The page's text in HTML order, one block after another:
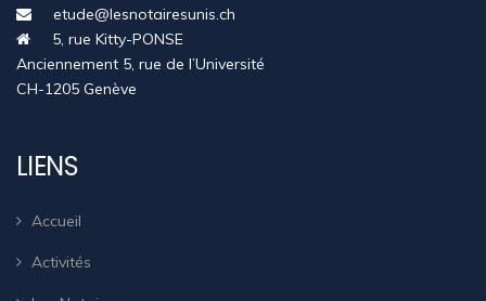
etude@lesnotairesunis.ch
5, rue Kitty-PONSE
Anciennement 5, rue de l’Université
CH-1205 Genève
LIENS
Accueil
Activités